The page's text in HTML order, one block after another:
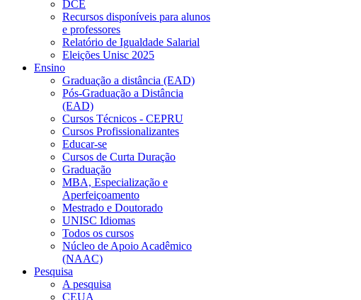
DCE
Recursos disponíveis para alunos
e professores
Relatório de Igualdade Salarial
Eleições Unisc 2025
Ensino
Graduação a distância (EAD)
Pós-Graduação a Distância
(EAD)
Cursos Técnicos - CEPRU
Cursos Profissionalizantes
Educar-se
Cursos de Curta Duração
Graduação
MBA, Especialização e
Aperfeiçoamento
Mestrado e Doutorado
UNISC Idiomas
Todos os cursos
Núcleo de Apoio Acadêmico
(NAAC)
Pesquisa
A pesquisa
CEUA